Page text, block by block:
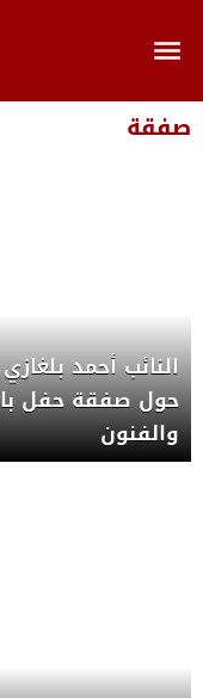
صفقة
النائب أحمد
حول صفقة حفل
والفنون